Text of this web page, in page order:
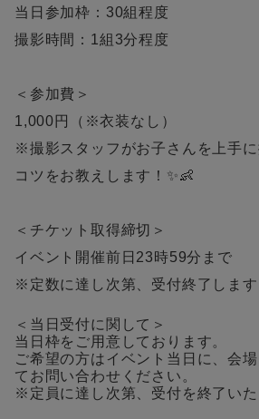
当日参加枠：30組程度
撮影時間：1組3分程度
＜参加費＞
1,000円（※衣装なし）
※撮影スタッフがお子さんを上手
コツをお教えします！✨👶
＜チケット取得締切＞
イベント開催前日23時59分まで
※定数に達し次第、受付終了します
＜当日受付に関して＞
当日枠をご用意しております。
ご希望の方はイベント当日に、会
てお問い合わせください。
※定員に達し次第、受付を終了いた